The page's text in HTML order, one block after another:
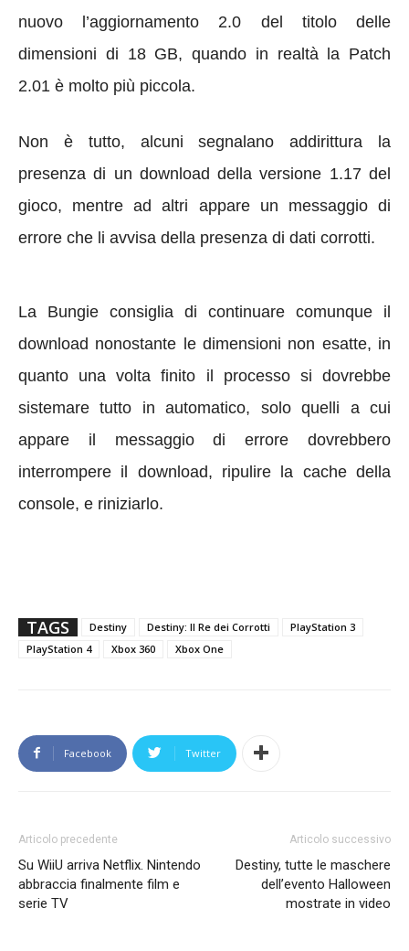
nuovo l’aggiornamento 2.0 del titolo delle
dimensioni di 18 GB, quando in realtà la Patch
2.01 è molto più piccola.
Non è tutto, alcuni segnalano addirittura la
presenza di un download della versione 1.17 del
gioco, mentre ad altri appare un messaggio di
errore che li avvisa della presenza di dati corrotti.
La Bungie consiglia di continuare comunque il
download nonostante le dimensioni non esatte, in
quanto una volta finito il processo si dovrebbe
sistemare tutto in automatico, solo quelli a cui
appare il messaggio di errore dovrebbero
interrompere il download, ripulire la cache della
console, e riniziarlo.
TAGS Destiny Destiny: Il Re dei Corrotti
PlayStation 3
PlayStation 4
Xbox 360 Xbox One
Facebook Twitter
Articolo precedente
Su WiiU arriva Netflix. Nintendo
abbraccia finalmente film e
serie TV
Articolo successivo
Destiny, tutte le maschere
dell’evento Halloween
mostrate in video